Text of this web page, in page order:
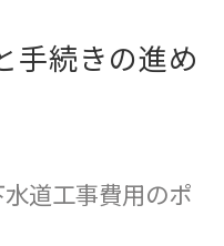
手続きの進め
道工事費用のポ